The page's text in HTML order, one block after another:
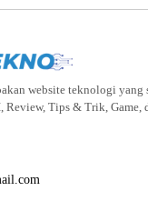
website teknologi yang
Review, Tips & Trik, Game,